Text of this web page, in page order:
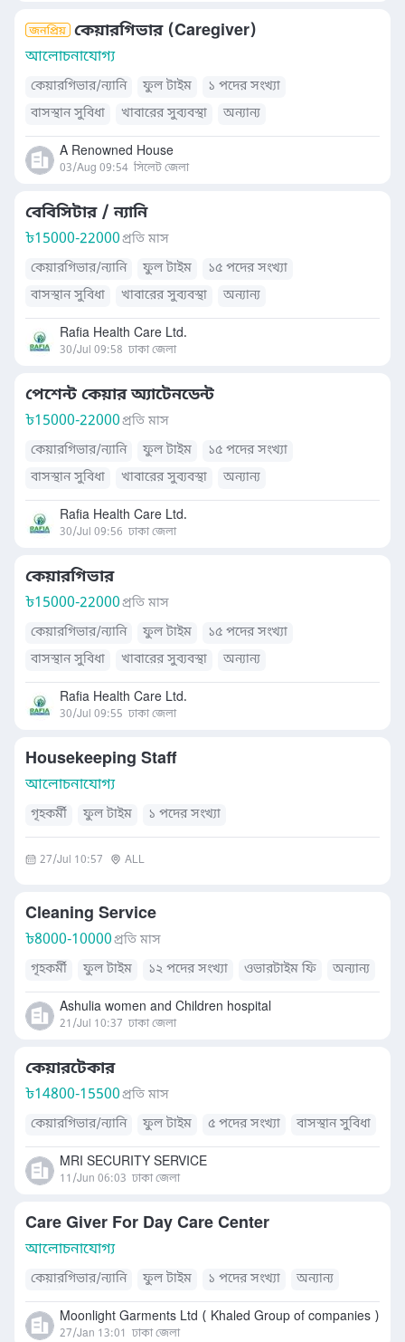
কেয়ারগিভার (Caregiver)
আলোচনাযোগ্য
কেয়ারগিভার/ন্যানি ফুল টাইম
১ পদের সংখ্যা
বাসস্থান সুবিধা
খাবারের সুব্যবস্থা অন্যান্য
A Renowned House
03/Aug 09:54 সিলেট জেলা
বেবিসিটার / ন্যানি
৳15000-22000প্রতি মাস
কেয়ারগিভার/ন্যানি
ফুল টাইম
১৫ পদের সংখ্যা
বাসস্থান সুবিধা
খাবারের সুব্যবস্থা অন্যান্য
Rafia Health Care Ltd.
30/Jul 09:58 ঢাকা জেলা
পেশেন্ট কেয়ার অ্যাটেনডেন্ট
৳15000-22000প্রতি মাস
কেয়ারগিভার/ন্যানি
ফুল টাইম
১৫ পদের সংখ্যা
বাসস্থান সুবিধা
খাবারের সুব্যবস্থা অন্যান্য
Rafia Health Care Ltd.
30/Jul 09:56 ঢাকা জেলা
কেয়ারগিভার
৳15000-22000প্রতি মাস
কেয়ারগিভার/ন্যানি
ফুল টাইম
১৫ পদের সংখ্যা
বাসস্থান সুবিধা
খাবারের সুব্যবস্থা অন্যান্য
Rafia Health Care Ltd.
30/Jul 09:55 ঢাকা জেলা
Housekeeping Staff
আলোচনাযোগ্য
গৃহকর্মী ফুল টাইম ১ পদের সংখ্যা
27/Jul 10:57 ALL
Cleaning Service
৳8000-10000প্রতি মাস
গৃহকর্মী
ফুল টাইম ১২ পদের সংখ্যা ওভারটাইম ফি অন্যান্য
Ashulia women and Children hospital
21/Jul 10:37 ঢাকা জেলা
কেয়ারটেকার
৳14800-15500প্রতি মাস
কেয়ারগিভার/ন্যানি
ফুল টাইম ৫ পদের সংখ্যা বাসস্থান সুবিধা
MRI SECURITY SERVICE
11/Jun 06:03 ঢাকা জেলা
Care Giver For Day Care Center
আলোচনাযোগ্য
কেয়ারগিভার/ন্যানি ফুল টাইম ১ পদের সংখ্যা অন্যান্য
Moonlight Garments Ltd ( Khaled Group of companies )
27/Jan 13:01 ঢাকা জেলা